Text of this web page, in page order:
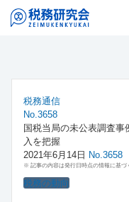
税務通信
No.3658
国税当局の未公表調査
入を把握
2021年6月14日 No.3658
※ 記事の内容は発行日時点の情報に基づ
税務の動向